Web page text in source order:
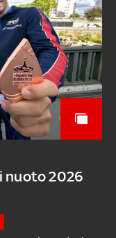
nuoto 2026